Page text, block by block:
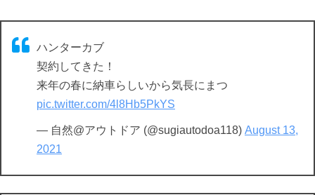
ハンターカブ
契約してきた！
来年の春に納車らしいから気長にまつ
pic.twitter.com/4l8Hb5PkYS
— 自然@アウトドア (@sugiautodoa118) August 13,
2021